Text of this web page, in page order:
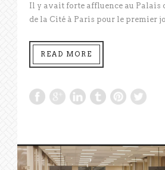
Il y avait forte affluence au Palais
de la Cité à Paris pour le premier
READ MORE